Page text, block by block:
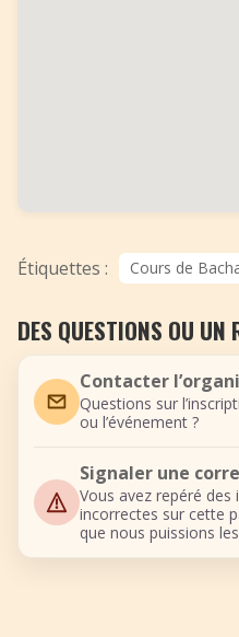
Étiquettes : Cours de
DES QUESTIONS OU UN
Contacter
Questions sur
ou l’événement ?
Signaler une
Vous avez repéré
incorrectes sur cette
que nous puissions